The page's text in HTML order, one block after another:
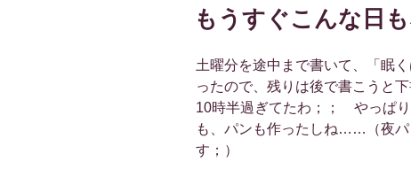
稿
日:
もうすぐこんな日
土曜分を途中まで書いて、「眠
ったので、残りは後で書こうと
10時半過ぎてたわ；； やっぱ
も、パンも作ったしね……（夜
す；）